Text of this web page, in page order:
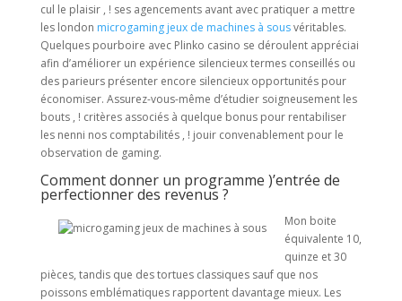
cul le plaisir , ! ses agencements avant avec pratiquer a mettre
les london microgaming jeux de machines à sousvéritables.
Quelques pourboire avec Plinko casino se déroulent appréciai
afin d’améliorer un expérience silencieux termes conseillés ou
des parieurs présenter encore silencieux opportunités pour
économiser. Assurez-vous-même d’étudier soigneusement les
bouts , ! critères associés à quelque bonus pour rentabiliser
les nenni nos comptabilités , ! jouir convenablement pour le
observation de gaming.
Comment donner un programme )’entrée de
perfectionner des revenus ?
Mon boite
équivalente 10,
quinze et 30
pièces, tandis que des tortues classiques sauf que nos
poissons emblématiques rapportent davantage mieux. Les